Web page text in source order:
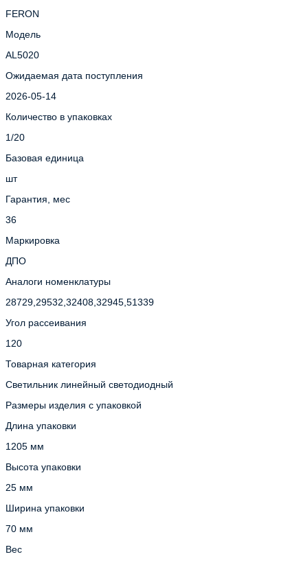
FERON
Модель
AL5020
Ожидаемая дата поступления
2026-05-14
Количество в упаковках
1/20
Базовая единица
шт
Гарантия, мес
36
Маркировка
ДПО
Аналоги номенклатуры
28729,29532,32408,32945,51339
Угол рассеивания
120
Товарная категория
Светильник линейный светодиодный
Размеры изделия с упаковкой
Длина упаковки
1205 мм
Высота упаковки
25 мм
Ширина упаковки
70 мм
Вес